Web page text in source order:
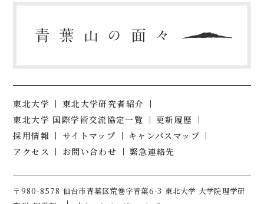
東北大学
東北大学研究者紹介
東北大学 国際学術交流協定一覧
更新履歴
採用情報
サイトマップ
キャンパスマップ
アクセス
お問い合わせ 緊急連絡先
〒980-8578 仙台市青葉区荒巻字青葉6-3 東北大学 大学院理学研